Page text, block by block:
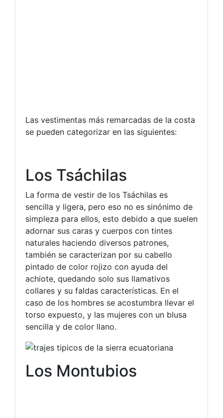
Las vestimentas más remarcadas de la costa
se pueden categorizar en las siguientes:
Los Tsáchilas
La forma de vestir de los Tsáchilas es
sencilla y ligera, pero eso no es sinónimo de
simpleza para ellos, esto debido a que suelen
adornar sus caras y cuerpos con tintes
naturales haciendo diversos patrones,
también se caracterizan por su cabello
pintado de color rojizo con ayuda del
achiote, quedando solo sus llamativos
collares y su faldas características. En el
caso de los hombres se acostumbra llevar el
torso expuesto, y las mujeres con un blusa
sencilla y de color llano.
Los Montubios